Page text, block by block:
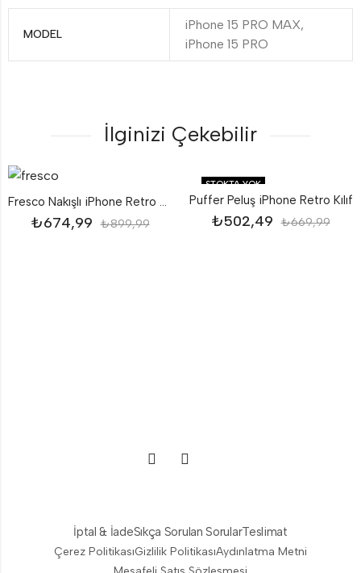
MODEL
iPhone 15 PRO MAX,
iPhone 15 PRO
İlginizi Çekebilir
Fresco Nakışlı iPhone Retro Kılıf
₺674,99 ₺899,99
STOKTA YOK
Puffer Peluş iPhone Retro Kılıf
₺502,49 ₺669,99
İptal & İadeSıkça Sorulan SorularTeslimat
Çerez PolitikasıGizlilik PolitikasıAydınlatma Metni